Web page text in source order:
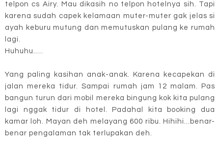
telpon cs Airy. Mau dikasih no telpon hotelnya sih. Tapi
karena sudah capek kelamaan muter-muter gak jelas si
ayah keburu mutung dan memutuskan pulang ke rumah
lagi.
Huhuhu.....
Yang paling kasihan anak-anak. Karena kecapekan di
jalan mereka tidur. Sampai rumah jam 12 malam. Pas
bangun turun dari mobil mereka bingung kok kita pulang
lagi nggak tidur di hotel. Padahal kita booking dua
kamar loh. Mayan deh melayang 600 ribu. Hihihi...benar-
benar pengalaman tak terlupakan deh.